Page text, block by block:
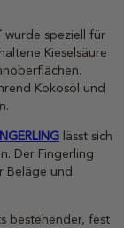
wurde speziell für
Kieselsäure
Kokosöl und
lässt sich
Der Fingerling
Beläge und
bestehender, fest